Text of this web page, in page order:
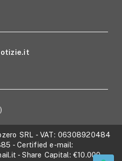
SRL - VAT: 06308920484
- Certified e-mail:
- Share Capital:€10.000